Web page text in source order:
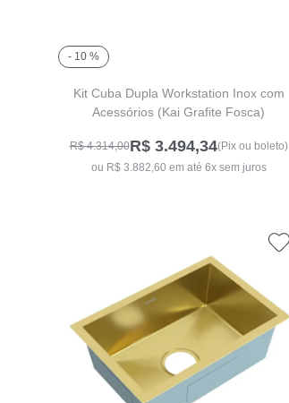
- 10 %
Kit Cuba Dupla Workstation Inox com
Acessórios (Kai Grafite Fosca)
R$ 4.314,00R$ 3.494,34(Pix ou boleto)
ou R$ 3.882,60 em até 6x sem juros